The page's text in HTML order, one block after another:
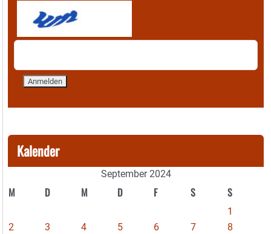
Kalender
September 2024
M D M D F S S
1
2
3 4 5 6 7
8